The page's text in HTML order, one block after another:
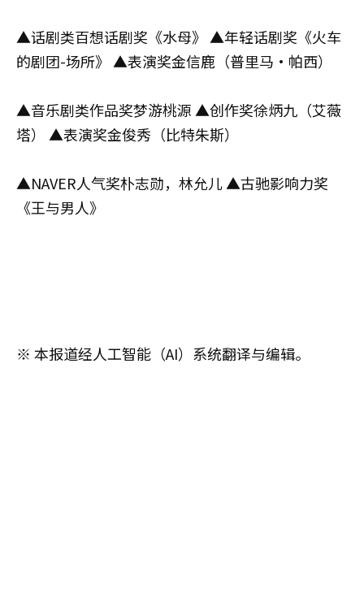
▲话剧类百想话剧奖《水母》 ▲年轻话剧奖《火车
的剧团-场所》 ▲表演奖金信鹿（普里马·帕西）
▲音乐剧类作品奖梦游桃源 ▲创作奖徐炳九（艾薇
塔） ▲表演奖金俊秀（比特朱斯）
▲NAVER人气奖朴志勋，林允儿 ▲古驰影响力奖
《王与男人》
※ 本报道经人工智能（AI）系统翻译与编辑。